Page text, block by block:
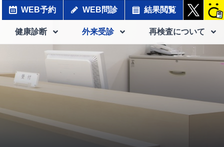
WEB予約 WEB問診 結果閲覧
健康診断 外来受診 再検査について